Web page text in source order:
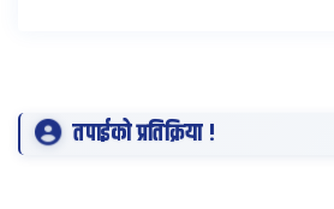
तपाईको प्रतिक्रिया !